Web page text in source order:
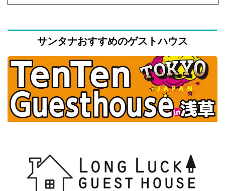
サンタナおすすめのゲストハウス